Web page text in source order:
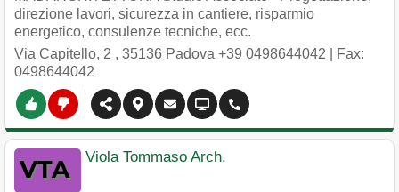
direzione lavori, sicurezza in cantiere, risparmio
energetico, consulenze tecniche, ecc.
Via Capitello, 2 , 35136 Padova +39 0498644042 | Fax:
0498644042
Viola Tommaso Arch.